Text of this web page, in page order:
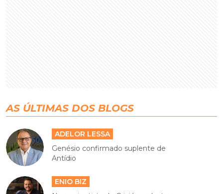
AS ÚLTIMAS DOS BLOGS
ADELOR LESSA
Genésio confirmado suplente de
Antídio
ENIO BIZ